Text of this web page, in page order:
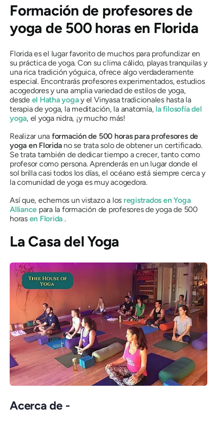
Formación de profesores de
yoga de 500 horas en Florida
Florida es el lugar favorito de muchos para profundizar en
su práctica de yoga. Con su clima cálido, playas tranquilas y
una rica tradición yóguica, ofrece algo verdaderamente
especial. Encontrarás profesores experimentados, estudios
acogedores y una amplia variedad de estilos de yoga,
desde el Hatha yogay el Vinyasa tradicionales hasta la
terapia de yoga, la meditación, la anatomía, la filosofía del
yoga, el yoga nidra, ¡y mucho más!
Realizar una formación de 500 horas para profesores de
yoga en Floridano se trata solo de obtener un certificado.
Se trata también de dedicar tiempo a crecer, tanto como
profesor como persona. Aprenderás en un lugar donde el
sol brilla casi todos los días, el océano está siempre cerca y
la comunidad de yoga es muy acogedora.
Así que, echemos un vistazo a los registrados en Yoga
Alliance para la formación de profesores de yoga de 500
horas en Florida .
La Casa del Yoga
Acerca de -